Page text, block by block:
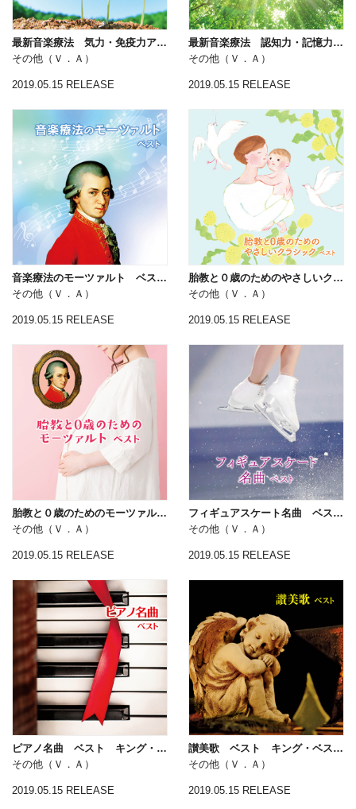
最新音楽療法 気力・免疫力アップ ベスト キング・ベスト・セレクト・ライブラリー２０１９
その他（Ｖ．Ａ）
2019.05.15 RELEASE
最新音楽療法 認知力・記憶力アップ ベスト キング・ベスト・セレクト・ライブラリー２０１９
その他（Ｖ．Ａ）
2019.05.15 RELEASE
音楽療法のモーツァルト ベスト キング・ベスト・セレクト・ライブラリー２０１９
その他（Ｖ．Ａ）
2019.05.15 RELEASE
胎教と０歳のためのやさしいクラシック ベスト キング・ベスト・セレクト・ライブラリー２０１９
その他（Ｖ．Ａ）
2019.05.15 RELEASE
胎教と０歳のためのモーツァルト ベスト キング・ベスト・セレクト・ライブラリー２０１９
その他（Ｖ．Ａ）
2019.05.15 RELEASE
フィギュアスケート名曲 ベスト キング・ベスト・セレクト・ライブラリー２０１９
その他（Ｖ．Ａ）
2019.05.15 RELEASE
ピアノ名曲 ベスト キング・ベスト・セレクト・ライブラリー２０１９
その他（Ｖ．Ａ）
2019.05.15 RELEASE
讃美歌 ベスト キング・ベスト・セレクト・ライブラリー２０１９
その他（Ｖ．Ａ）
2019.05.15 RELEASE